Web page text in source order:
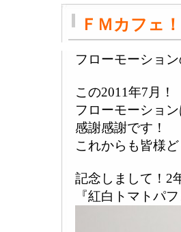
ＦＭカフェ
フローモーショ
この2011年7月！
フローモーショ
感謝感謝です！
これからも皆様
記念しまして！2
『紅白トマトパフ